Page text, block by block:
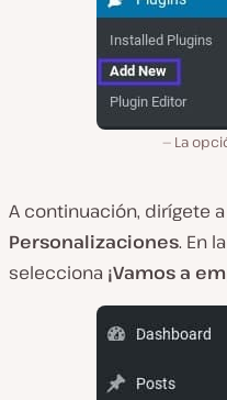
La
A continuación, dirígete a
Personalizaciones. En
selecciona ¡Vamos a